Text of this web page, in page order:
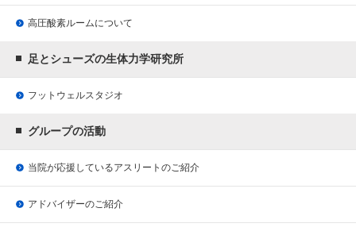
高圧酸素ルームについて
足とシューズの生体力学研究所
フットウェルスタジオ
グループの活動
当院が応援しているアスリートのご紹介
アドバイザーのご紹介